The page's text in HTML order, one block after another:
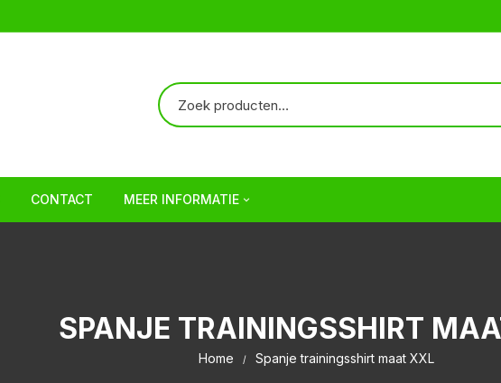
CONTACT MEER INFORMATIE
Veelgestelde vragen | FAQ
SPANJE TRAININGSSHIRT
Home Spanje trainingsshirt maat XXL